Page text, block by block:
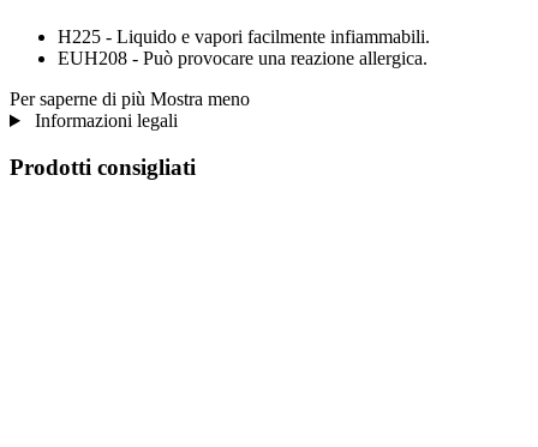
H225 - Liquido e vapori facilmente infiammabili.
EUH208 - Può provocare una reazione allergica.
Per saperne di più Mostra meno
Informazioni legali
Prodotti consigliati